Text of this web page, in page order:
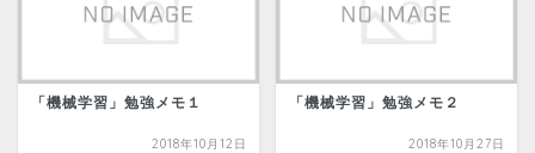
「機械学習」勉強メモ１
2018年10月12日
「機械学習」勉強メモ２
2018年10月27日